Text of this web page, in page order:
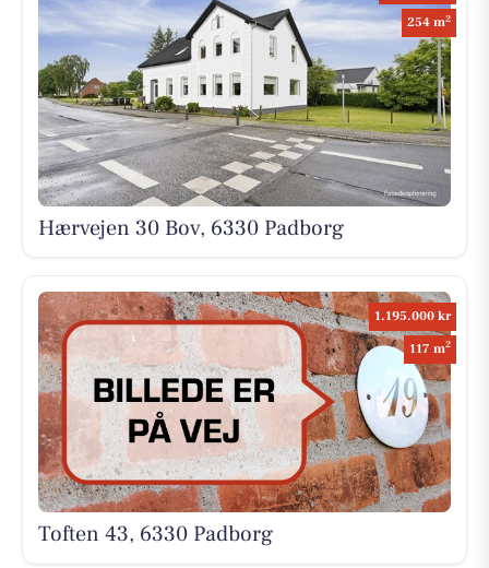
254 m2
Hærvejen 30 Bov, 6330 Padborg
1.195.000 kr
117 m2
Toften 43, 6330 Padborg